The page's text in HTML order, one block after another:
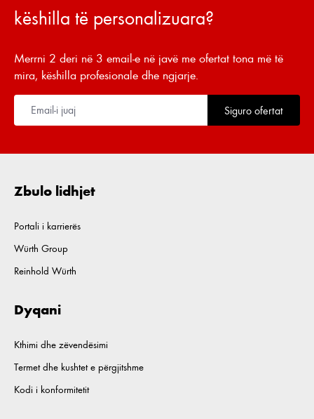
këshilla të personalizuara?
Merrni 2 deri në 3 email-e në javë me ofertat tona më të
mira, këshilla profesionale dhe ngjarje.
Siguro ofertat
Zbulo lidhjet
Portali i karrierës
Würth Group
Reinhold Würth
Dyqani
Kthimi dhe zëvendësimi
Termet dhe kushtet e përgjitshme
Kodi i konformitetit